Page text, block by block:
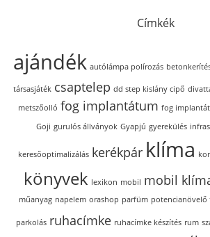
Címkék
ajándék autólámpa polírozás
társasjáték csaptelep dd step kislány cipő
metszőolló fog implantátum fog
Goji gurulós állványok Gyapjú gyerekülés
keresőoptimalizálás kerékpár klíma
könyvek lexikon mobil mobil
műanyag napelem orashop parfüm potencianövelő
parkolás ruhacímke ruhacímke készítés rum